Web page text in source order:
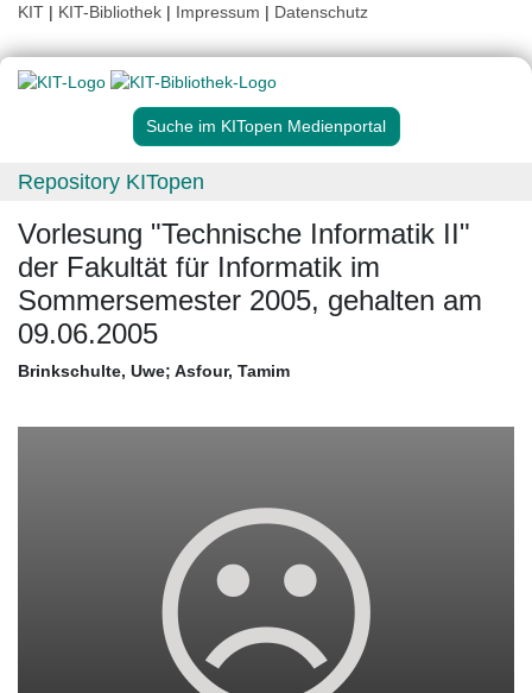
KIT | KIT-Bibliothek | Impressum | Datenschutz
Suche im KITopen Medienportal
Repository KITopen
Vorlesung "Technische Informatik II"
der Fakultät für Informatik im
Sommersemester 2005, gehalten am
09.06.2005
Brinkschulte, Uwe; Asfour, Tamim